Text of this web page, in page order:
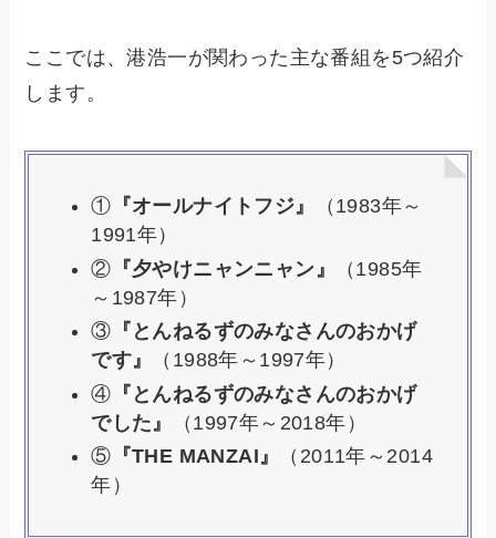
ここでは、港浩一が関わった主な番組を5つ紹介
します。
① 『オールナイトフジ』
（1983年～
1991年）
② 『夕やけニャンニャン』
（1985年
～1987年）
③ 『とんねるずのみなさんのおかげ
です』
（1988年～1997年）
④ 『とんねるずのみなさんのおかげ
でした』
（1997年～2018年）
⑤ 『THE MANZAI』
（2011年～2014
年）